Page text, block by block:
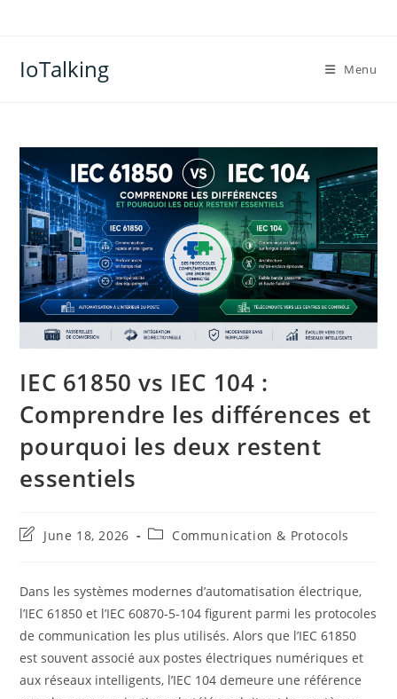
IoTalking Menu
IEC 61850 vs IEC 104 :
Comprendre les différences et
pourquoi les deux restent
essentiels
PostJune 18, 2026
PostCommunication & Protocols
Dans les systèmes modernes d’automatisation électrique,
l’IEC 61850 et l’IEC 60870-5-104 figurent parmi les protocoles
de communication les plus utilisés. Alors que l’IEC 61850
est souvent associé aux postes électriques numériques et
aux réseaux intelligents, l’IEC 104 demeure une référence